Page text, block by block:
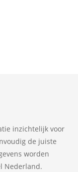
inzichtelijk voor
de juiste
worden
Nederland.